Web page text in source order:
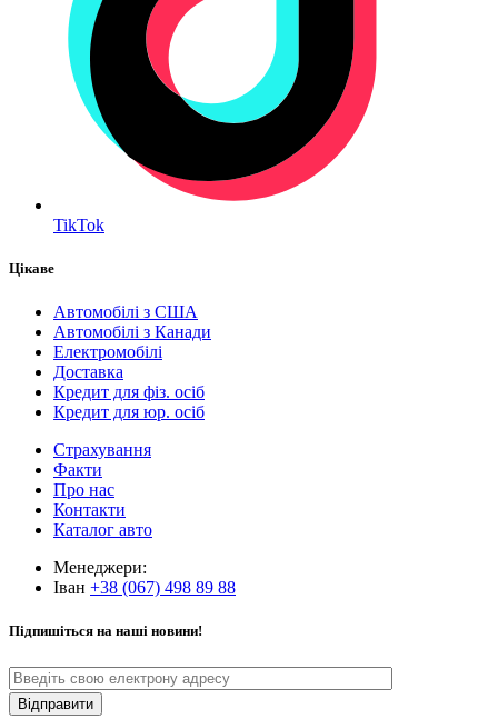
TikTok
Цікаве
Автомобілі з США
Автомобілі з Канади
Електромобілі
Доставка
Кредит для фіз. осіб
Кредит для юр. осіб
Страхування
Факти
Про нас
Контакти
Каталог авто
Менеджери:
Іван +38 (067) 498 89 88
Підпишіться на наші новини!